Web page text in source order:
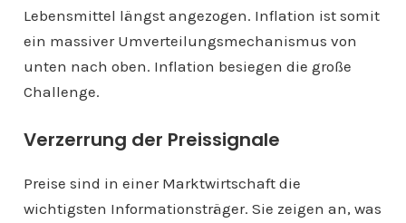
Lebensmittel längst angezogen. Inflation ist somit
ein massiver Umverteilungsmechanismus von
unten nach oben. Inflation besiegen die große
Challenge.
Verzerrung der Preissignale
Preise sind in einer Marktwirtschaft die
wichtigsten Informationsträger. Sie zeigen an, was